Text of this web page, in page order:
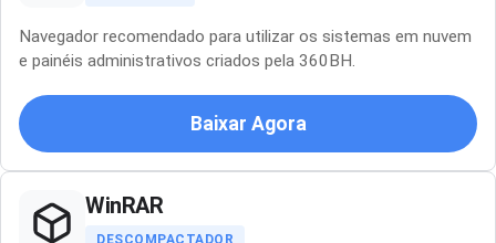
Navegador recomendado para utilizar os sistemas em nuvem
e painéis administrativos criados pela 360BH.
Baixar Agora
WinRAR
DESCOMPACTADOR